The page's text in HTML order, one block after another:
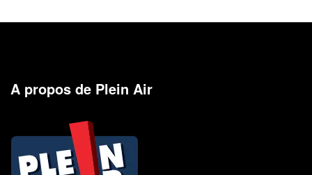
A propos de Plein Air